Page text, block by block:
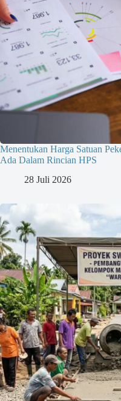
Menentukan Harga Satuan
Ada Dalam Rincian HPS
28 Juli 2026